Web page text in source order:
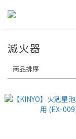
新會員
滅火器
商品排序